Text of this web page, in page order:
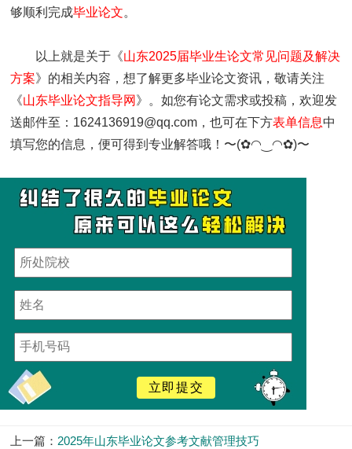
够顺利完成毕业论文。
以上就是关于《山东2025届毕业生论文常见问题及解决
方案》的相关内容，想了解更多毕业论文资讯，敬请关注
《山东毕业论文指导网 》。如您有论文需求或投稿，欢迎发
送邮件至：1624136919@qq.com，也可在下方表单信息中
填写您的信息，便可得到专业解答哦！〜(✿◠‿◠✿)〜
立即提交
上一篇： 2025年山东毕业论文参考文献管理技巧